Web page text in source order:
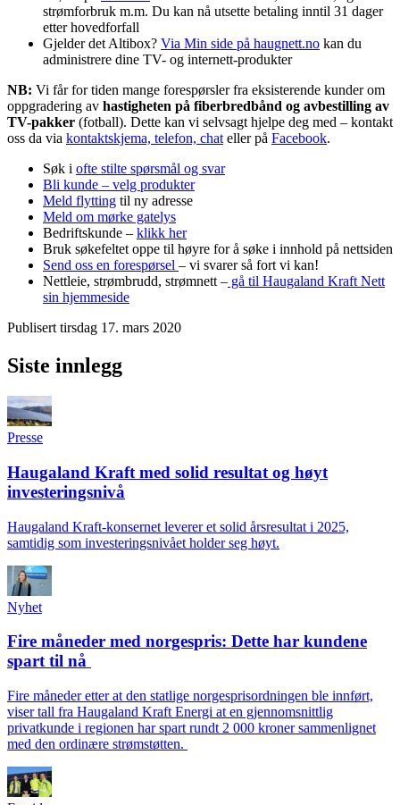
strømforbruk m.m. Du kan nå utsette betaling inntil 31 dager
etter hovedforfall
Gjelder det Altibox? Via Min side på haugnett.no kan du
administrere dine TV- og internett-produkter
NB: Vi får for tiden mange forespørsler fra eksisterende kunder om
oppgradering av hastigheten på fiberbredbånd og avbestilling av
TV-pakker (fotball). Dette kan vi selvsagt hjelpe deg med – kontakt
oss da via kontaktskjema, telefon, chateller på Facebook.
Søk i ofte stilte spørsmål og svar
Bli kunde – velg produkter
Meld flytting til ny adresse
Meld om mørke gatelys
Bedriftskunde – klikk her
Bruk søkefeltet oppe til høyre for å søke i innhold på nettsiden
Send oss en forespørsel – vi svarer så fort vi kan!
Nettleie, strømbrudd, strømnett – gå til Haugaland Kraft Nett
sin hjemmeside
Publiserttirsdag 17. mars 2020
Siste innlegg
Presse
Haugaland Kraft med solid resultat og høyt
investeringsnivå
Haugaland Kraft-konsernet leverer et solid årsresultat i 2025,
samtidig som investeringsnivået holder seg høyt.
Nyhet
Fire måneder med norgespris: Dette har kundene
spart til nå
Fire måneder etter at den statlige norgesprisordningen ble innført,
viser tall fra Haugaland Kraft Energi at en gjennomsnittlig
privatkunde i regionen har spart rundt 2 000 kroner sammenlignet
med den ordinære strømstøtten.